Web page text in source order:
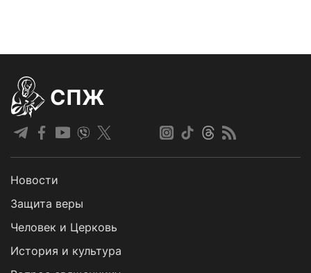
СПЖ
Новости
Защита веры
Человек и Церковь
История и культура